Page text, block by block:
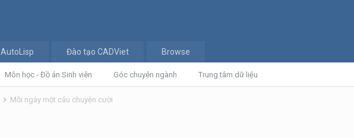
Môn học - Đồ án Sinh viên Góc chuyên ngành Trung tâm dữ liệu
AutoLisp Đào tạo CADViet Browse
Mỗi ngày một câu chuyện cười